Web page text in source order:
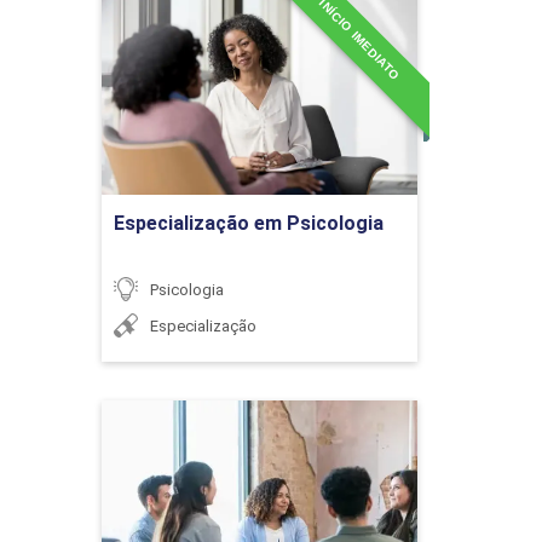
mentais e das emoções
Próximo
Definição de transtornos
globais do
Características da pessoa
Especialização em Psicologia
INÍCIO IMEDIATO
Psicologia
Especialização
Especialização em
Psicologia
Detalhes do curso
Ir para Inscrição
Especialização em
Psicologia Criminal
Detalhes do curso